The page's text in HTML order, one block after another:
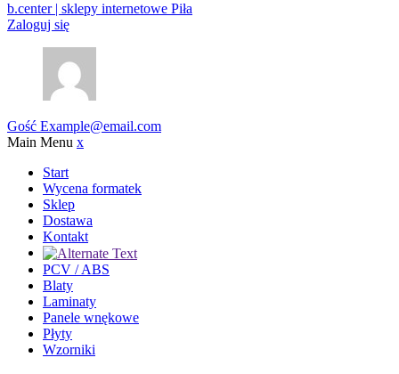
b.center | sklepy internetowe Piła
Zaloguj się
Gość Example@email.com
Main Menu x
Start
Wycena formatek
Sklep
Dostawa
Kontakt
PCV / ABS
Blaty
Laminaty
Panele wnękowe
Płyty
Wzorniki